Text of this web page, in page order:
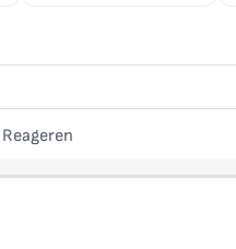
Reageren